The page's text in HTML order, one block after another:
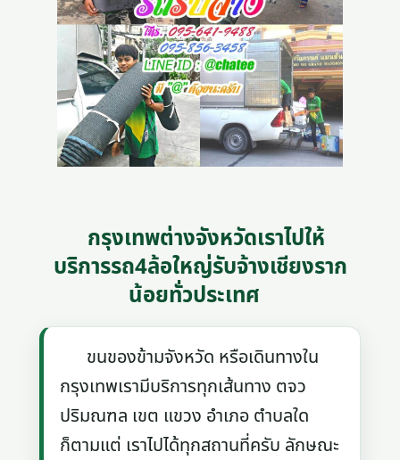
กรุงเทพต่างจังหวัดเราไปให้
บริการรถ4ล้อใหญ่รับจ้างเชียงราก
น้อยทั่วประเทศ
ขนของข้ามจังหวัด หรือเดินทางใน
กรุงเทพเรามีบริการทุกเส้นทาง ตจว
ปริมณฑล เขต แขวง อำเภอ ตำบลใด
ก็ตามแต่ เราไปได้ทุกสถานที่ครับ ลักษณะ